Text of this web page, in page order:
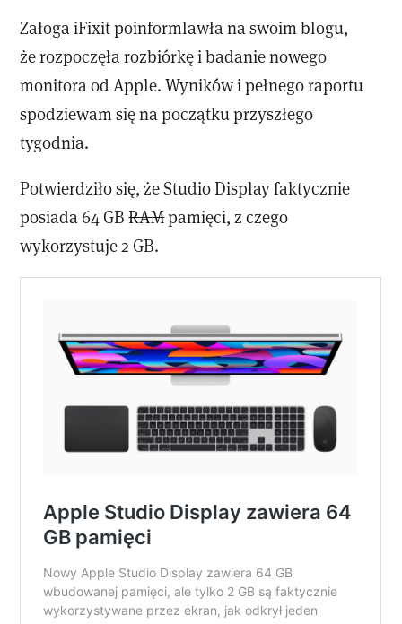
Załoga iFixit poinformlawła na swoim blogu,
że rozpoczęła rozbiórkę i badanie nowego
monitora od Apple. Wyników i pełnego raportu
spodziewam się na początku przyszłego
tygodnia.
Potwierdziło się, że Studio Display faktycznie
posiada 64 GBRAMpamięci, z czego
wykorzystuje 2 GB.